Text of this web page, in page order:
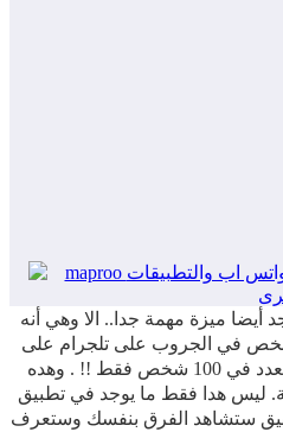
أيضا ميزة مهمة جدا.. الا وهي أنه
اضافة اكثر من 1000 شخص في الجروب على تلجرام على
عكس الواتس اب الدي حدد العدد في 100 شخص فقط !! . وهده
ليس هدا فقط ما يوجد في تطبيق
ستشاهد الفرق بنفسك وستعرف